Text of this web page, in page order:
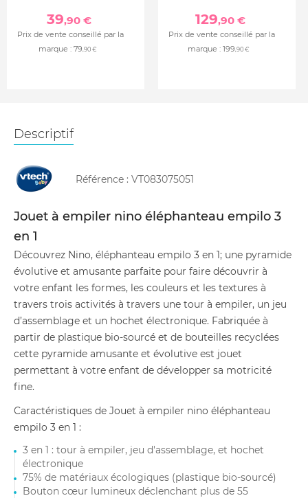
39,90 €
Prix de vente conseillé par la
marque : 79,90 €
129,90 €
Prix de vente conseillé par la
marque : 199,90 €
Descriptif
Référence : VT083075051
Jouet à empiler nino éléphanteau empilo 3
en 1
Découvrez Nino, éléphanteau empilo 3 en 1; une pyramide
évolutive et amusante parfaite pour faire découvrir à
votre enfant les formes, les couleurs et les textures à
travers trois activités à travers une tour à empiler, un jeu
d’assemblage et un hochet électronique. Fabriquée à
partir de plastique bio-sourcé et de bouteilles recyclées
cette pyramide amusante et évolutive est jouet
permettant à votre enfant de développer sa motricité
fine.
Caractéristiques de Jouet à empiler nino éléphanteau
empilo 3 en 1 :
3 en 1 : tour à empiler, jeu d'assemblage, et hochet
électronique
75% de matériaux écologiques (plastique bio-sourcé)
Bouton cœur lumineux déclenchant plus de 55